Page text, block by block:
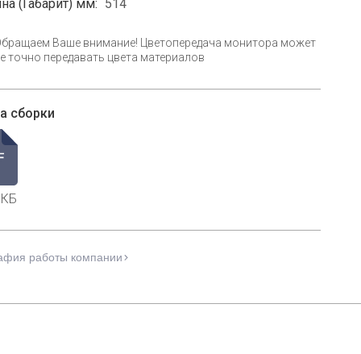
(Габарит) мм: 514
Ваше внимание! Цветопередача монитора может
точно передавать цвета материалов
сборки
работы компании